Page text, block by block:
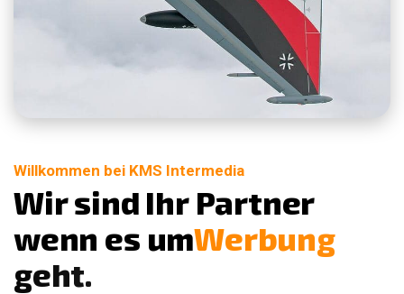
Willkommen bei KMS Intermedia
Wirsind Ihr Partner
wenn es umWerbung
geht.